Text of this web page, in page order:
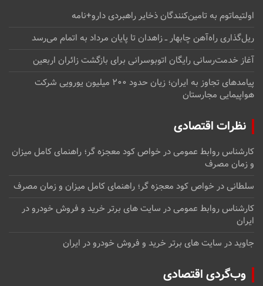
اولتیماتوم به تامین‌کنندگان ذخایر راهبردی دارو+نامه
ریل‌گذاری راه‌آهن چابهار ــ زاهدان تا پایان مرداد به اتمام می‌رسد
آغاز خدمت‌رسانی رایگان اتوبوسرانی برای بازگشت زائران اربعین
پیامدهای تجاوز به ایران؛ زیان حدود ۲۰۰ میلیون یورویی شرکت
هواپیمایی مجارستان
نظرات اقتصادی
کارشناس روابط عمومیدرخواص کود معجزه گر؛ راهنمای کامل میزان
و زمان مصرف
سلطانیدرخواص کود معجزه گر؛ راهنمای کامل میزان و زمان مصرف
کارشناس روابط عمومیدرسایت های برتر خرید و فروش خودرو در
ایران
جاویددرسایت های برتر خرید و فروش خودرو در ایران
وب‌گردی اقتصادی